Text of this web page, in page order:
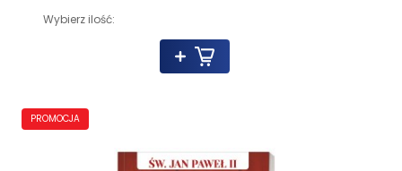
Wybierz ilość:
PROMOCJA